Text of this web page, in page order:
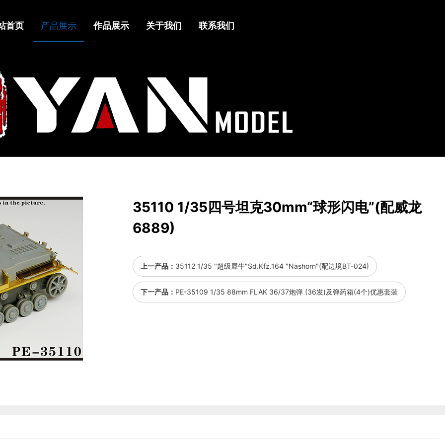
首页 产品展示 作品展示 关于我们 联系我们
35110 1/35四号坦克30mm“球形闪电”(配威龙
6889)
上一产品： 35112 1/35 "超级犀牛"Sd.Kfz.164 "Nashorn"(配边境BT-024)
下一产品： PE-35109 1/35 88mm FLAK 36/37炮弹 (36发)及弹药箱(4个)优惠套装